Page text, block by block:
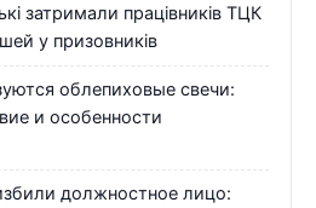
затримали працівників ТЦК
у призовників
облепиховые свечи:
и особенности
должностное лицо: